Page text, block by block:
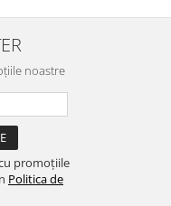
noastre
promoțiile
Politica de